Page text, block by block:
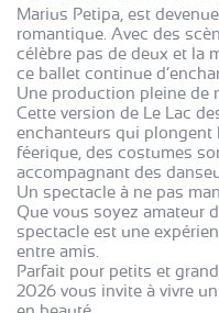
Marius Petipa, est
romantique. Avec des
célèbre pas de deux et la
ce ballet continue
Une production pleine de
Cette version de Le Lac
enchanteurs qui plongent
féerique, des costumes
accompagnant des
Un spectacle à ne pas
Que vous soyez amateur
spectacle est une
entre amis.
Parfait pour petits et
2026 vous invite à vivre